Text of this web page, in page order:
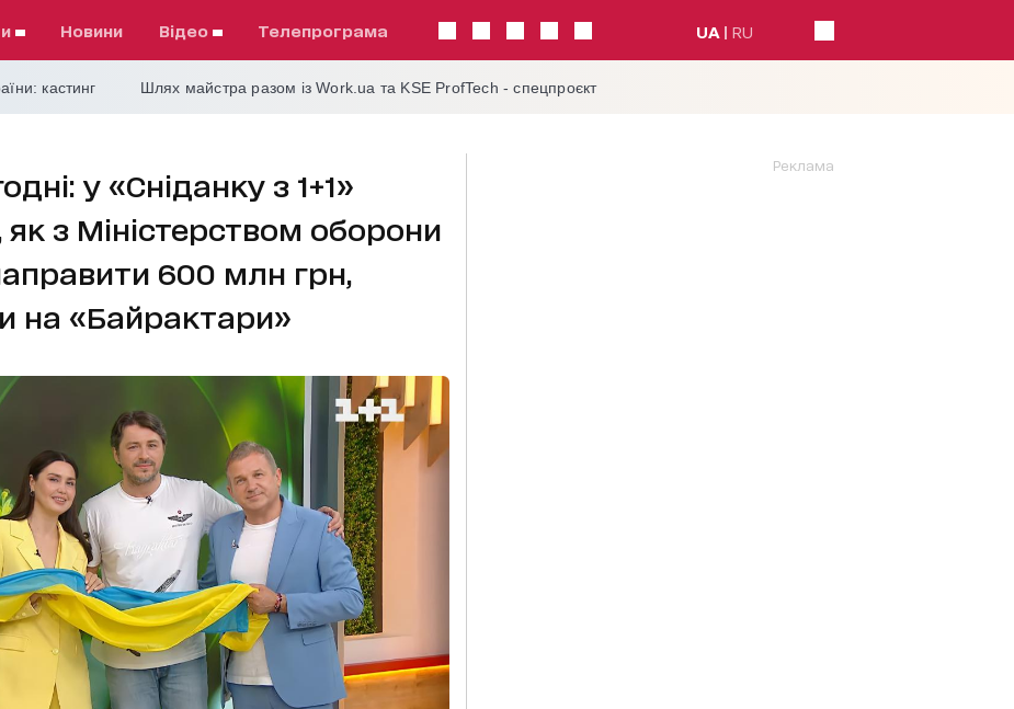
Новини відео телепрограма UA RU
кастинг Шлях майстра разом із Work.ua та KSE ProfTech - спецпроєкт
у «Сніданку з 1+1»
з Міністерством оборони
600 млн грн,
на «Байрактари»
Реклама